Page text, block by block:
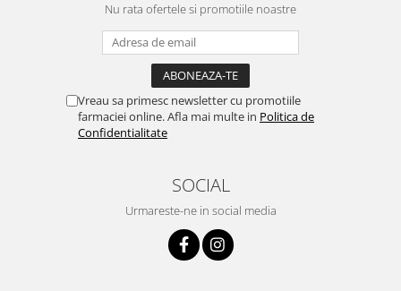
Nu rata ofertele si promotiile noastre
Vreau sa primesc newsletter cu promotiile
farmaciei online. Afla mai multe in Politica de
Confidentialitate
SOCIAL
Urmareste-ne in social media